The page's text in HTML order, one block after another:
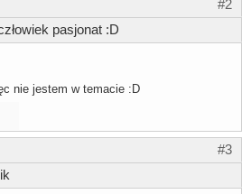
#2
pasjonat :D
nie jestem w temacie :D
#3